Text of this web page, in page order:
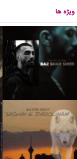
ویژه ها